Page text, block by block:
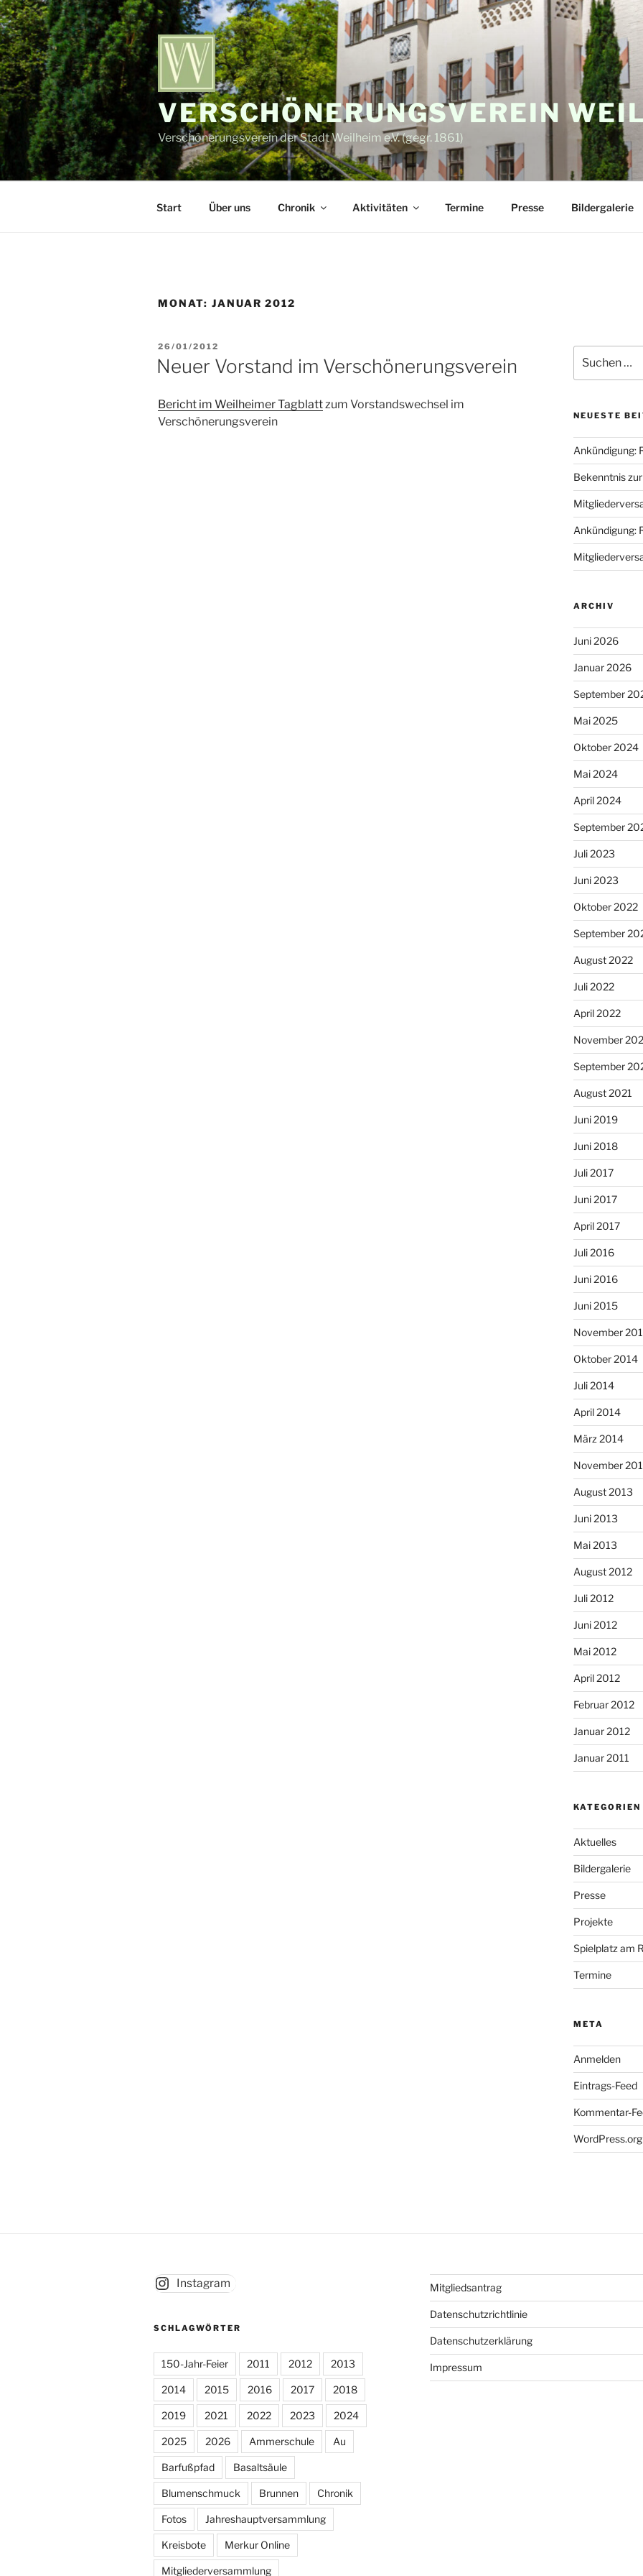
Zum
Inhalt
springen
VERSCHÖNERUNGSVEREIN
Verschönerungsverein der Stadt Weilheim e.V. (gegr. 1861)
Start Über uns Chronik Aktivitäten Termine Presse Bildergalerie
MONAT: JANUAR 2012
VERÖFFENTLICHT
AM
26/01/2012
Neuer Vorstand im Verschönerungsverein
Bericht im Weilheimer Tagblatt zum Vorstandswechsel im
Verschönerungsverein
nach:
NEUESTE
Ankündigung:
Bekenntnis
Ankündigung:
ARCHIV
Juni 2026
Januar 2026
September
Mai 2025
Oktober 2024
Mai 2024
April 2024
September
Juli 2023
Juni 2023
Oktober 2022
September
August 2022
Juli 2022
April 2022
November
September
August 2021
Juni 2019
Juni 2018
Juli 2017
Juni 2017
April 2017
Juli 2016
Juni 2016
Juni 2015
November
Oktober 2014
Juli 2014
April 2014
März 2014
November
August 2013
Juni 2013
Mai 2013
August 2012
Juli 2012
Juni 2012
Mai 2012
April 2012
Februar 2012
Januar 2012
Januar 2011
KATEGORIEN
Aktuelles
Bildergalerie
Presse
Projekte
Spielplatz am
Termine
META
Anmelden
Eintrags-Feed
Kommentar-
WordPress.org
Instagram
SCHLAGWÖRTER
150-Jahr-Feier 2011 2012 2013
2014 2015 2016 2017 2018
2019 2021 2022 2023 2024
2025 2026 Ammerschule Au
Barfußpfad Basaltsäule
Blumenschmuck Brunnen Chronik
Fotos Jahreshauptversammlung
Kreisbote Merkur Online
Mitgliederversammlung
Mitgliedsantrag
Datenschutzrichtlinie
Datenschutzerklärung
Impressum